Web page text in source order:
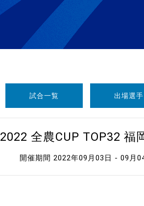
試合一覧 出場選手
2022 全農CUP TOP32 福
開催期間 2022年09月03日 - 09月